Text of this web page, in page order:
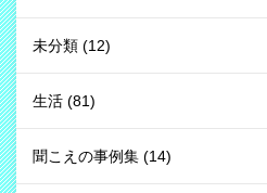
未分類 (12)
生活 (81)
聞こえの事例集 (14)